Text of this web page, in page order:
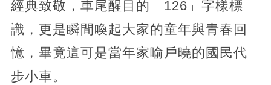
經典致敬，車尾醒目的「126」字樣標
識，更是瞬間喚起大家的童年與青春回
憶，畢竟這可是當年家喻戶曉的國民代
步小車。